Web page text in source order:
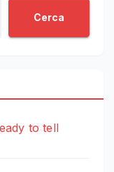
Cerca
to tell